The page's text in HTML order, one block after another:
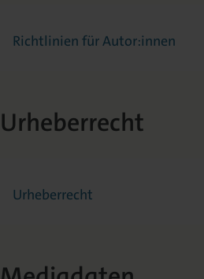
Richtlinien für Autor:innen
Urheberrecht
Urheberrecht